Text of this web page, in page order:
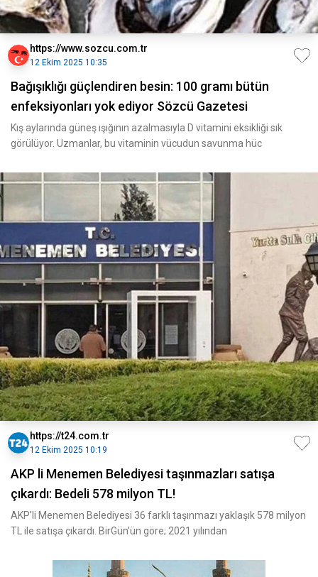
https://www.sozcu.com.tr
12 Ekim 2025 10:35
Bağışıklığı güçlendiren besin: 100 gramı bütün
enfeksiyonları yok ediyor Sözcü Gazetesi
Kış aylarında güneş ışığının azalmasıyla D vitamini eksikliği sık
görülüyor. Uzmanlar, bu vitaminin vücudun savunma hüc
https://t24.com.tr
12 Ekim 2025 10:19
AKP li Menemen Belediyesi taşınmazları satışa
çıkardı: Bedeli 578 milyon TL!
AKP’li Menemen Belediyesi 36 farklı taşınmazı yaklaşık 578 milyon
TL ile satışa çıkardı. BirGün'ün göre; 2021 yılından